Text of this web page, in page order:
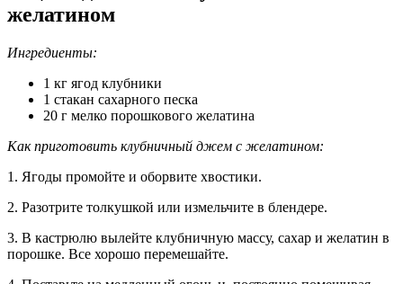
желатином
Ингредиенты:
1 кг ягод клубники
1 стакан сахарного песка
20 г мелко порошкового желатина
Как приготовить клубничный джем с желатином:
1. Ягоды промойте и оборвите хвостики.
2. Разотрите толкушкой или измельчите в блендере.
3. В кастрюлю вылейте клубничную массу, сахар и желатин в
порошке. Все хорошо перемешайте.